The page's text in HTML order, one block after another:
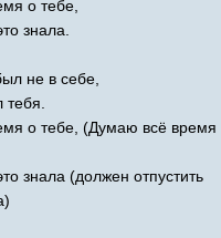
о тебе,
знала.
не в себе,
тебя.
о тебе, (Думаю всё время
знала (должен отпустить